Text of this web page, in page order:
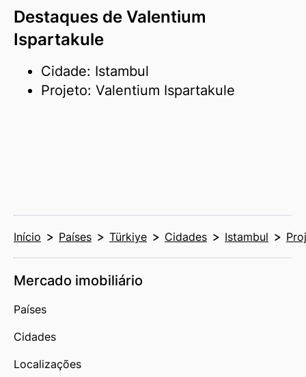
Destaques de Valentium
Ispartakule
Cidade: Istambul
Projeto: Valentium Ispartakule
Início Países Türkiye Cidades Istambul
Mercado imobiliário
Países
Cidades
Localizações